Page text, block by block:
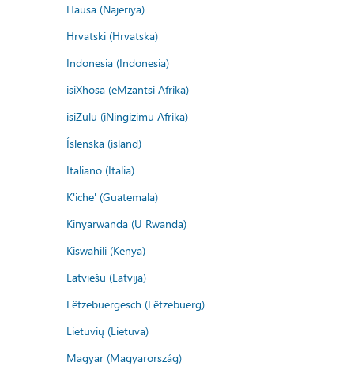
Hausa (Najeriya)
Hrvatski (Hrvatska)
Indonesia (Indonesia)
isiXhosa (eMzantsi Afrika)
isiZulu (iNingizimu Afrika)
Íslenska (ísland)
Italiano (Italia)
K'iche' (Guatemala)
Kinyarwanda (U Rwanda)
Kiswahili (Kenya)
Latviešu (Latvija)
Lëtzebuergesch (Lëtzebuerg)
Lietuvių (Lietuva)
Magyar (Magyarország)